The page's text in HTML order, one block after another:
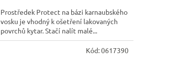
Prostředek Protect na bázi karnaubského
vosku je vhodný k ošetření lakovaných
povrchů kytar. Stačí nalít malé...
Kód:0617390